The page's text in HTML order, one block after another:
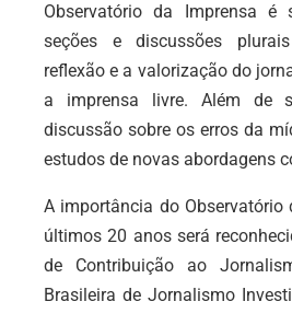
Observatório da Imprensa é
seções e discussões
reflexão e a valorização do
a imprensa livre. Além de
discussão sobre os erros da
estudos de novas abordagens
A importância do Observatório
últimos 20 anos será
de Contribuição ao
Brasileira de Jornalismo